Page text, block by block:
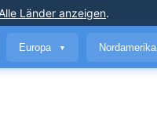
Länder anzeigen.
Europa ▼ Nordamerika